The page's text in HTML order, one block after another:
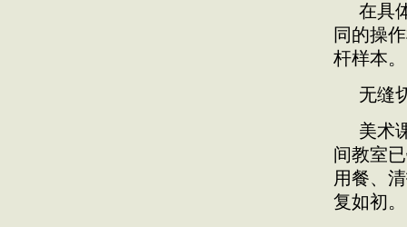
在具
同的操
杆样本。
无缝
美术
间教室
用餐、
复如初。